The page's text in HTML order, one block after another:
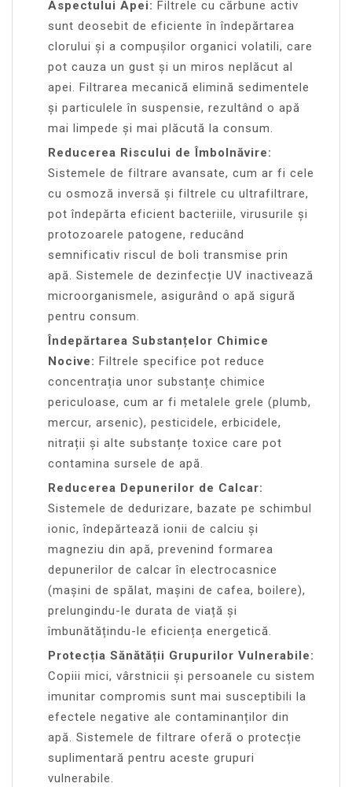
Aspectului Apei: Filtrele cu cărbune activ
sunt deosebit de eficiente în îndepărtarea
clorului și a compușilor organici volatili, care
pot cauza un gust și un miros neplăcut al
apei. Filtrarea mecanică elimină sedimentele
și particulele în suspensie, rezultând o apă
mai limpede și mai plăcută la consum.
Reducerea Riscului de Îmbolnăvire:
Sistemele de filtrare avansate, cum ar fi cele
cu osmoză inversă și filtrele cu ultrafiltrare,
pot îndepărta eficient bacteriile, virusurile și
protozoarele patogene, reducând
semnificativ riscul de boli transmise prin
apă. Sistemele de dezinfecție UV inactivează
microorganismele, asigurând o apă sigură
pentru consum.
Îndepărtarea Substanțelor Chimice
Nocive: Filtrele specifice pot reduce
concentrația unor substanțe chimice
periculoase, cum ar fi metalele grele (plumb,
mercur, arsenic), pesticidele, erbicidele,
nitrații și alte substanțe toxice care pot
contamina sursele de apă.
Reducerea Depunerilor de Calcar:
Sistemele de dedurizare, bazate pe schimbul
ionic, îndepărtează ionii de calciu și
magneziu din apă, prevenind formarea
depunerilor de calcar în electrocasnice
(mașini de spălat, mașini de cafea, boilere),
prelungindu-le durata de viață și
îmbunătățindu-le eficiența energetică.
Protecția Sănătății Grupurilor Vulnerabile:
Copiii mici, vârstnicii și persoanele cu sistem
imunitar compromis sunt mai susceptibili la
efectele negative ale contaminanților din
apă. Sistemele de filtrare oferă o protecție
suplimentară pentru aceste grupuri
vulnerabile.